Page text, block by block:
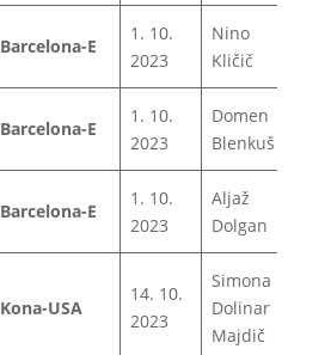
Barcelona-E
1. 10.
2023
Nino
Kličič
Barcelona-E
1. 10.
2023
Domen
Blenkuš
Barcelona-E
1. 10.
2023
Aljaž
Dolgan
Kona-USA
14. 10.
2023
Simona
Dolinar
Majdič